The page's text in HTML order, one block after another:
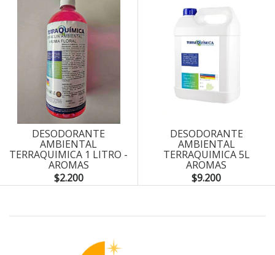
DESODORANTE
AMBIENTAL
TERRAQUIMICA 1 LITRO -
AROMAS
$2.200
DESODORANTE
AMBIENTAL
TERRAQUIMICA 5L
AROMAS
$9.200